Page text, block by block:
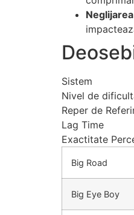
Sistem
Nivel de
Reper de
Lag Time
Exactitate
Big Road
Big Eye Boy